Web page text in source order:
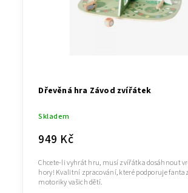
Dřevěná hra Závod zvířátek
Skladem
949 Kč
Chcete-li vyhrát hru, musí zvířátka dosáhnout
hory! Kvalitní zpracování, které podporuje
motoriky vašich dětí.